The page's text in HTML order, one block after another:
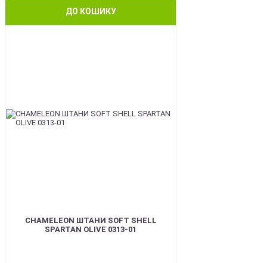
ДО КОШИКУ
CHAMELEON ШТАНИ SOFT SHELL
SPARTAN OLIVE 0313-01